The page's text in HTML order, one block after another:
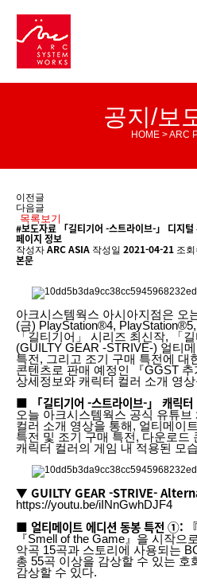
공지/보
HOME > ARC
이전글
다음글
목록보기
#보도자료「길티기어 -스트라이브-」 디지
페이지 정보
작성자 ARC ASIA 작성일 2021-04-21 조회
본문
아크시스템웍스 아시아지점은 오
(금) PlayStation®4,
「길티기어」 시리즈 최신작, 「
(GUILTY GEAR -STRIVE-) 얼티
특전, 그리고 조기 구매 특전에 대
콘텐츠로 판매 예정인 『GGST
상세정보와 캐릭터 컬러 소개 영
■ 「길티기어 -스트라이브-」 캐릭터
오늘 아크시스템웍스 공식 유튜브
컬러 소개 영상을 통해, 얼티메이
특전 및 조기 구매 특전, 다운로드
캐릭터 컬러의 게임 내 적용된 모
▼ GUILTY GEAR -STRIVE-
https://youtu.be/iINnGwhDJF4
■ 얼티메이트 에디션 동봉 특전 ①: 『
『Smell of the Game』을 시작으
악곡 15곡과 스토리에 사용되는
총 55곡 이상을 감상할 수 있는 호
감상할 수 있다.